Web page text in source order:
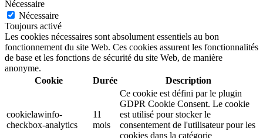
Nécessaire
Nécessaire
Toujours activé
Les cookies nécessaires sont absolument essentiels au bon
fonctionnement du site Web. Ces cookies assurent les fonctionnalités
de base et les fonctions de sécurité du site Web, de manière
anonyme.
Cookie
Durée Description
cookielawinfo-
checkbox-analytics
11
mois
Ce cookie est défini par le plugin
GDPR Cookie Consent. Le cookie
est utilisé pour stocker le
consentement de l'utilisateur pour les
cookies dans la catégorie